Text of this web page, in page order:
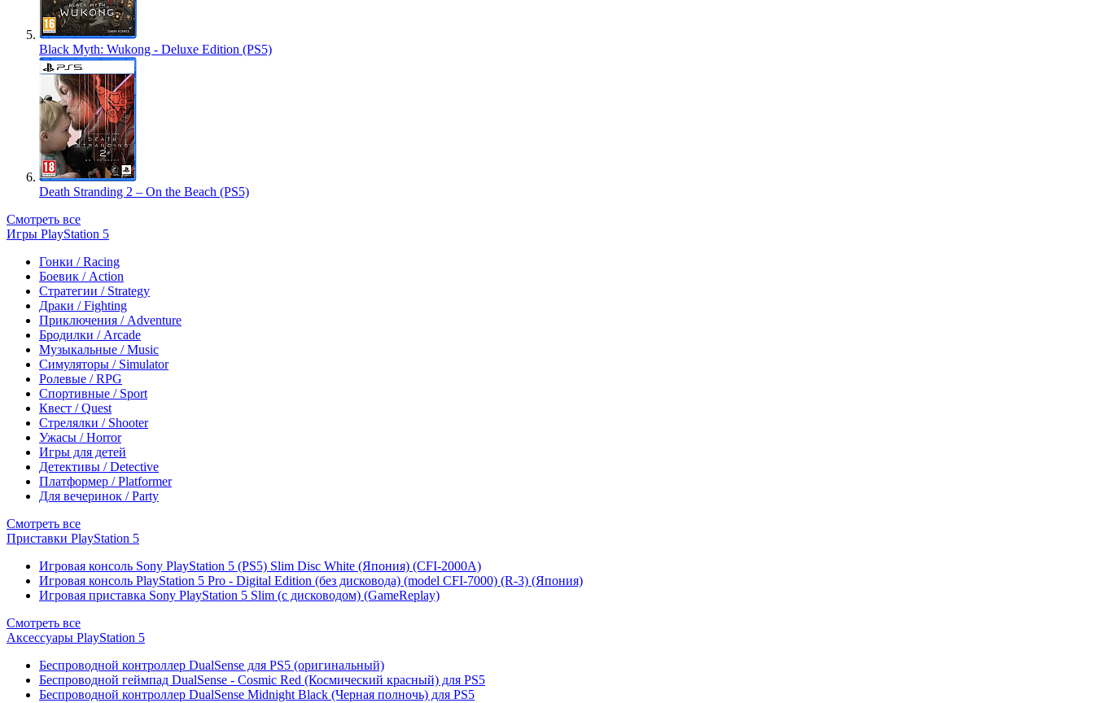
Black Myth: Wukong - Deluxe Edition (PS5)
Death Stranding 2 – On the Beach (PS5)
Смотреть все
Игры PlayStation 5
Гонки / Racing
Боевик / Action
Стратегии / Strategy
Драки / Fighting
Приключения / Adventure
Бродилки / Arcade
Музыкальные / Music
Симуляторы / Simulator
Ролевые / RPG
Спортивные / Sport
Квест / Quest
Стрелялки / Shooter
Ужасы / Horror
Игры для детей
Детективы / Detective
Платформер / Platformer
Для вечеринок / Party
Смотреть все
Приставки PlayStation 5
Игровая консоль Sony PlayStation 5 (PS5) Slim Disc White (Япония) (CFI-2000A)
Игровая консоль PlayStation 5 Pro - Digital Edition (без дисковода) (model CFI-7000) (R-3) (Япония)
Игровая приставка Sony PlayStation 5 Slim (с дисководом) (GameReplay)
Смотреть все
Аксессуары PlayStation 5
Беспроводной контроллер DualSense для PS5 (оригинальный)
Беспроводной геймпад DualSense - Cosmic Red (Космический красный) для PS5
Беспроводной контроллер DualSense Midnight Black (Черная полночь) для PS5